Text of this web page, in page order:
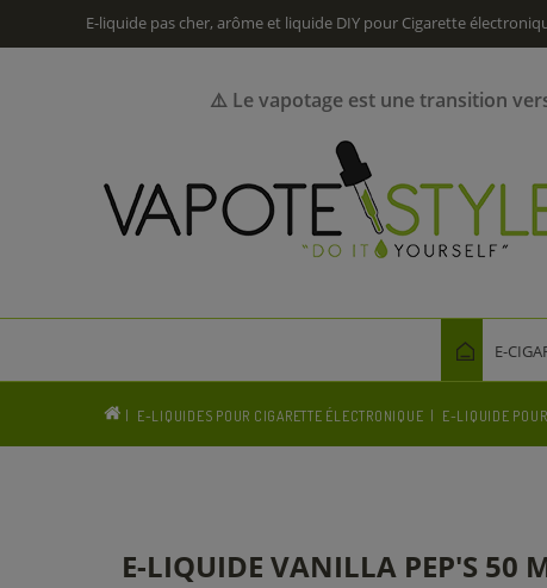
E-liquide pas cher, arôme et liquide DIY pour Cigarette
⚠️ Le vapotage est une transition
E-
E-LIQUIDES POUR CIGARETTE ÉLECTRONIQUE E-LIQUIDE
E-LIQUIDE VANILLA PEP'S 50